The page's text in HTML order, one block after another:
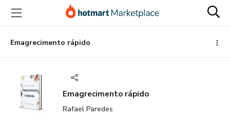
para
conteúdo
principal
para
pagamento
para
rodapéEmagrecimento rápido
Emagrecimento rápido
Rafael Paredes